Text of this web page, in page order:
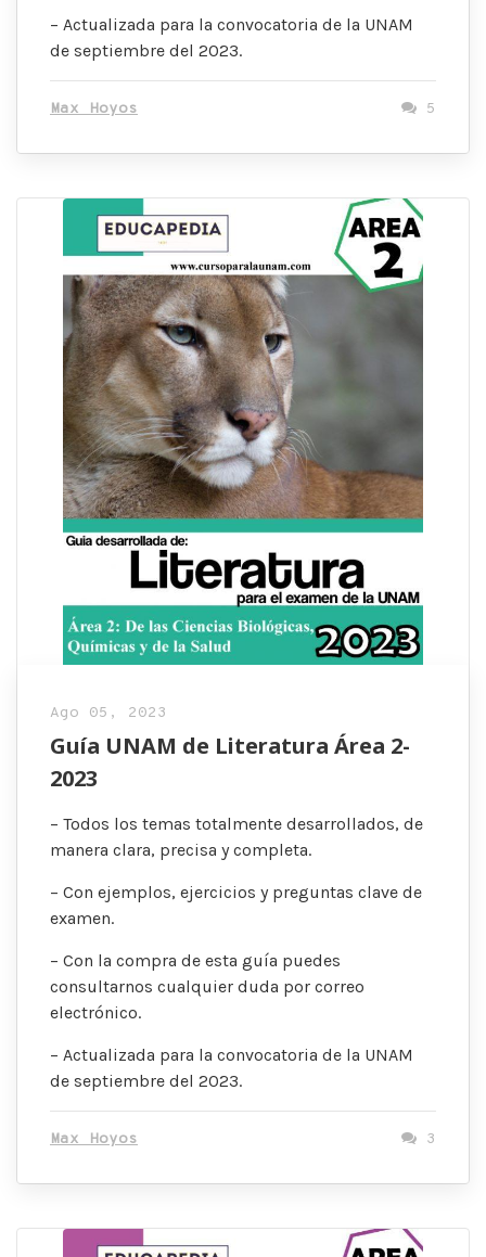
– Actualizada para la convocatoria de la UNAM
de septiembre del 2023.
Max Hoyos 5
Ago 05, 2023
Guía UNAM de Literatura Área 2-
2023
– Todos los temas totalmente desarrollados, de
manera clara, precisa y completa.
– Con ejemplos, ejercicios y preguntas clave de
examen.
– Con la compra de esta guía puedes
consultarnos cualquier duda por correo
electrónico.
– Actualizada para la convocatoria de la UNAM
de septiembre del 2023.
Max Hoyos 3